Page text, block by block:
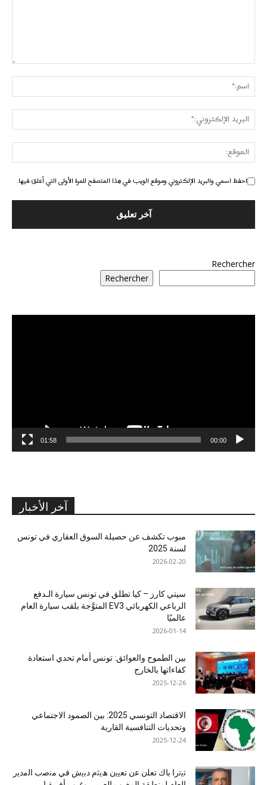
احفظ اسمي والبريد الإلكتروني وموقع الويب في هذا المتصفح للمرة الأولى التي أعلق فيها.
Rechercher
Rechercher
00:00
01:58
آخر الأخبار
مبوب تكشف عن حصيلة السوق العقاري في تونس
لسنة 2025
2026-02-20
سيتي كارز – كيا تطلق في تونس سيارة الـدفع
الرباعي الكهربائي EV3 المتوَّجة بلقب سيارة العام
عالميًا
2026-01-14
بين الطموح والعوائق: تونس أمام تحدي استعادة
كفاءاتها بالخارج
2025-12-26
الاقتصاد التونسي 2025: بين الصمود الاجتماعي
وتحديات التنافسية القارية
2025-12-24
ﺗﯾﺗرا ﺑﺎك ﺗﻌﻠن ﻋن ﺗﻌﯾﯾن ھﯾﺛم دﺑﯾش ﻓﻲ ﻣﻧﺻب اﻟﻣدﯾر